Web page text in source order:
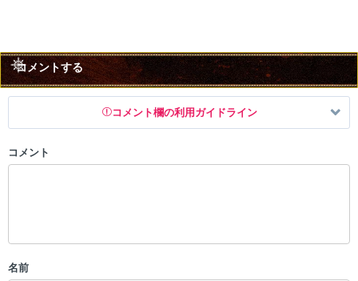
コメントする
コメント欄の利用ガイドライン
以下の書き込みを禁止とし、場合によってはコメント削除や書き込み制
・一度削除された投稿を再び投稿すること
コメント
名前